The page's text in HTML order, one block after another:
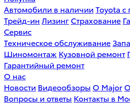
Автомобили в наличии Toyota с
Трейд-ин Лизинг Страхование
Сервис
Техническое обслуживание
Шиномонтаж Кузовной ремонт
Гарантийный ремонт
О нас
Новости Видеообзоры О Major
Вопросы и ответы Контакты в